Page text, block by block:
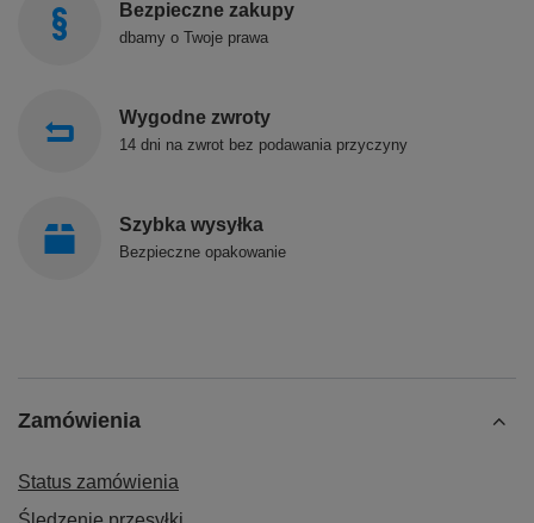
Bezpieczne zakupy
dbamy o Twoje prawa
Wygodne zwroty
14 dni na zwrot bez podawania przyczyny
Szybka wysyłka
Bezpieczne opakowanie
Zamówienia
Status zamówienia